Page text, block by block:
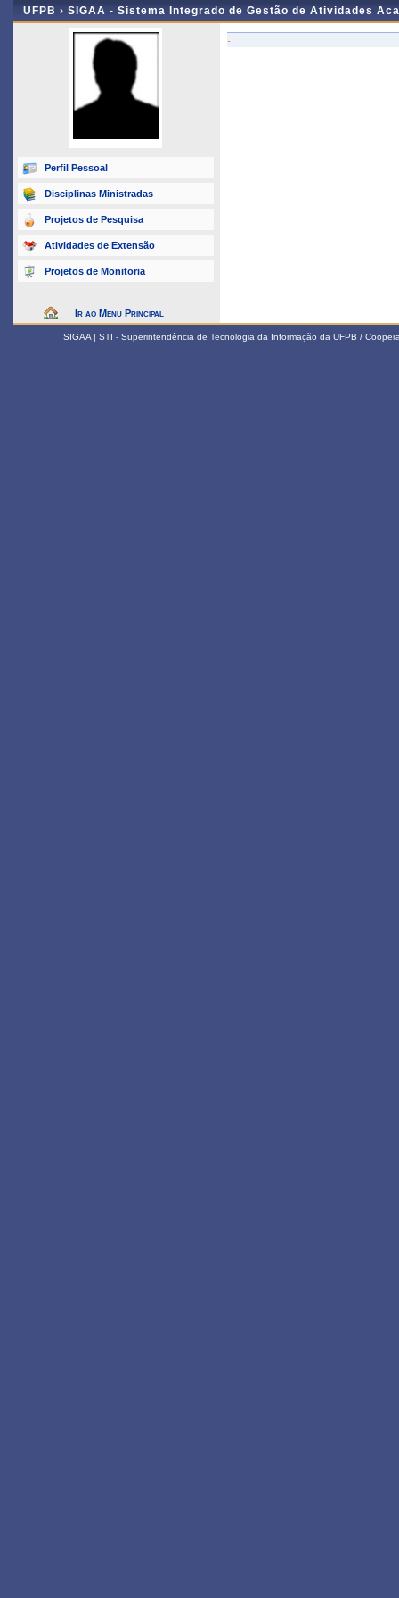
UFPB › SIGAA - Sistema Integrado de Gestão de Atividades
Perfil Pessoal
Disciplinas Ministradas
Projetos de Pesquisa
Atividades de Extensão
Projetos de Monitoria
Ir ao Menu Principal
-
SIGAA | STI - Superintendência de Tecnologia da Informação da UFPB /